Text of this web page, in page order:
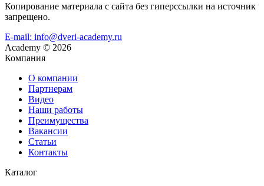
Копирование материала с сайта без гиперссылки на источник
запрещено.
E-mail: info@dveri-academy.ru
Academy © 2026
Компания
О компании
Партнерам
Видео
Наши работы
Преимущества
Вакансии
Статьи
Контакты
Каталог